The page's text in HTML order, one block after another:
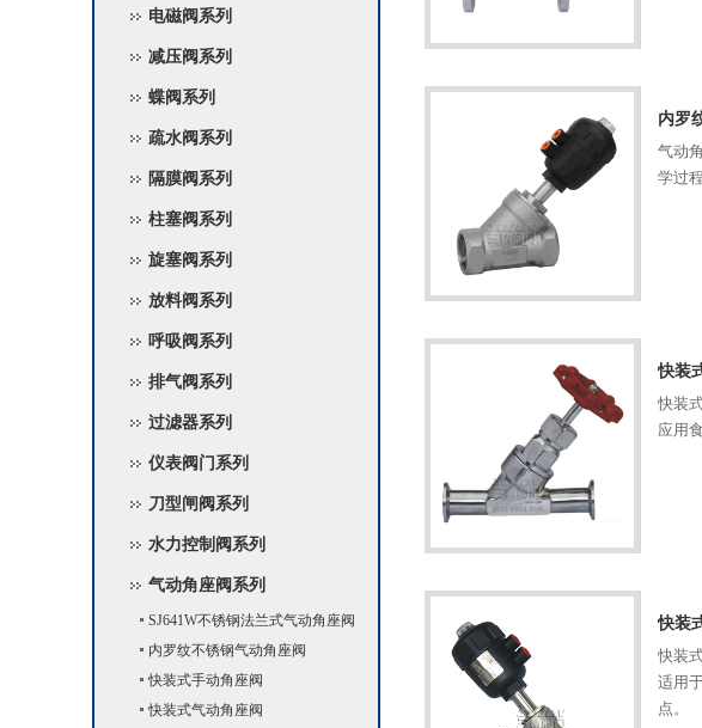
电磁阀系列
减压阀系列
蝶阀系列
疏水阀系列
隔膜阀系列
柱塞阀系列
旋塞阀系列
放料阀系列
呼吸阀系列
排气阀系列
过滤器系列
仪表阀门系列
刀型闸阀系列
水力控制阀系列
气动角座阀系列
SJ641W不锈钢法兰式气动角座阀
内罗纹不锈钢气动角座阀
快装式手动角座阀
快装式气动角座阀
内罗
气动
学过
快装
快装
应用
快装
快装
适用
点。